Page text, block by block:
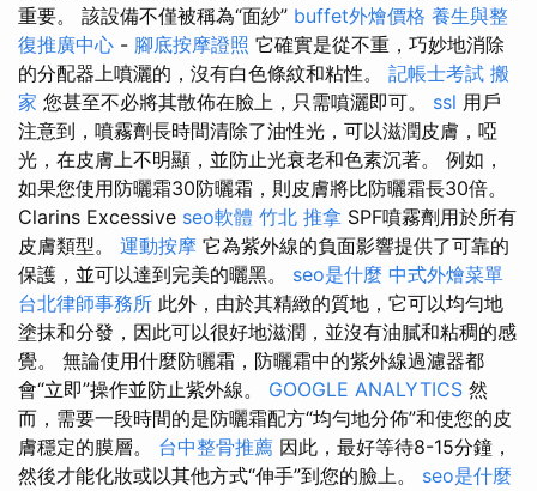
重要。 該設備不僅被稱為“面紗” buffet外燴價格 養生與整
復推廣中心 - 腳底按摩證照 它確實是從不重，巧妙地消除
的分配器上噴灑的，沒有白色條紋和粘性。 記帳士考試 搬
家 您甚至不必將其散佈在臉上，只需噴灑即可。 ssl 用戶
注意到，噴霧劑長時間清除了油性光，可以滋潤皮膚，啞
光，在皮膚上不明顯，並防止光衰老和色素沉著。 例如，
如果您使用防曬霜30防曬霜，則皮膚將比防曬霜長30倍。
Clarins Excessive seo軟體 竹北 推拿 SPF噴霧劑用於所有
皮膚類型。 運動按摩 它為紫外線的負面影響提供了可靠的
保護，並可以達到完美的曬黑。 seo是什麼 中式外燴菜單
台北律師事務所 此外，由於其精緻的質地，它可以均勻地
塗抹和分發，因此可以很好地滋潤，並沒有油膩和粘稠的感
覺。 無論使用什麼防曬霜，防曬霜中的紫外線過濾器都
會“立即”操作並防止紫外線。 GOOGLE ANALYTICS 然
而，需要一段時間的是防曬霜配方“均勻地分佈”和使您的皮
膚穩定的膜層。 台中整骨推薦 因此，最好等待8-15分鐘，
然後才能化妝或以其他方式“伸手”到您的臉上。 seo是什麼